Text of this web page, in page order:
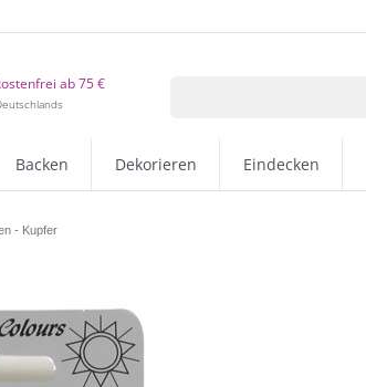
ab 75 €
Backen Dekorieren Eindecken
- Kupfer